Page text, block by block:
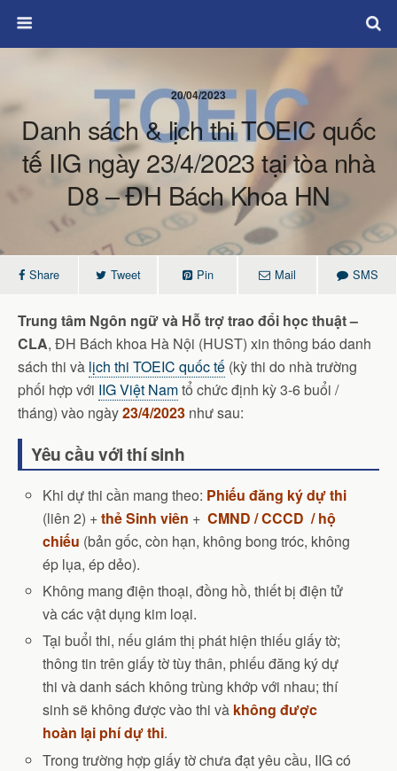
20/04/2023
Danh sách & lịch thi TOEIC quốc
tế IIG ngày 23/4/2023 tại tòa nhà
D8 – ĐH Bách Khoa HN
Share Tweet Pin Mail SMS
Trung tâm Ngôn ngữ và Hỗ trợ trao đổi học thuật –
CLA, ĐH Bách khoa Hà Nội (HUST) xin thông báo danh
sách thi và lịch thi TOEIC quốc tế (kỳ thi do nhà trường
phối hợp với IIG Việt Namtổ chức định kỳ 3-6 buổi /
tháng) vào ngày23/4/2023 như sau:
Yêu cầu với thí sinh
Khi dự thi cần mang theo: Phiếu đăng ký dự thi
(liên 2) +thẻ Sinh viên +CMND / CCCD / hộ
chiếu (bản gốc, còn hạn, không bong tróc, không
ép lụa, ép dẻo).
Không mang điện thoại, đồng hồ, thiết bị điện tử
và các vật dụng kim loại.
Tại buổi thi, nếu giám thị phát hiện thiếu giấy tờ;
thông tin trên giấy tờ tùy thân, phiếu đăng ký dự
thi và danh sách không trùng khớp với nhau; thí
sinh sẽ không được vào thi và không được
hoàn lại phí dự thi.
Trong trường hợp giấy tờ chưa đạt yêu cầu, IIG có